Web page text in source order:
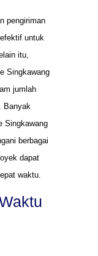
pengiriman
untuk
itu,
Singkawang
jumlah
Banyak
Singkawang
berbagai
dapat
waktu.